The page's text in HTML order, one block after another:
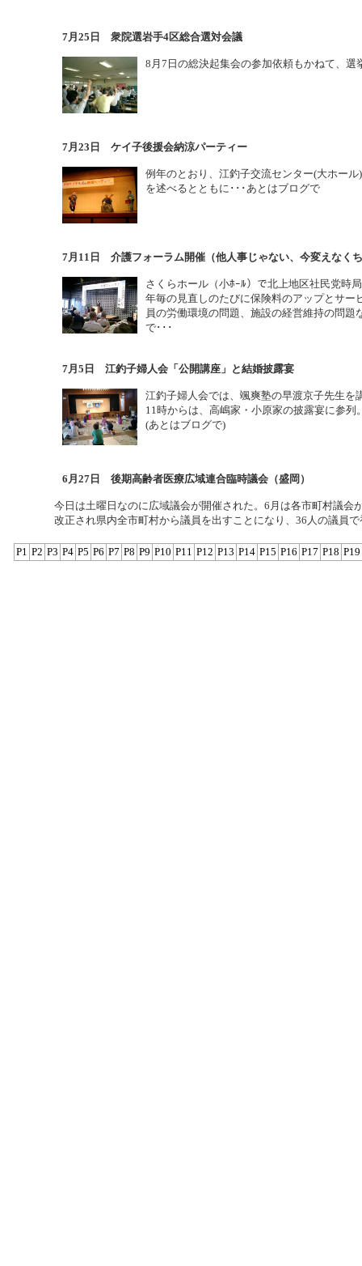
7月25日 衆院選岩手4区総合選対会議
8月7日の総決起集会の参加依頼もかねて、
7月23日 ケイ子後援会納涼パーティー
例年のとおり、江釣子交流センター(大ホー
を述べるとともに･･･あとはブログで
7月11日 介護フォーラム開催（他人事じゃない、今変えなく
さくらホール（小ﾎｰﾙ）で北上地区社民党時
年毎の見直しのたびに保険料のアップとサ
員の労働環境の問題、施設の経営維持の問
で･･･
7月5日 江釣子婦人会「公開講座」と結婚披露宴
江釣子婦人会では、颯爽塾の早渡京子先生を
11時からは、高嶋家・小原家の披露宴に参
(あとはブログで)
6月27日 後期高齢者医療広域連合臨時議会（盛岡）
今日は土曜日なのに広域議会が開催された。6月は各市町村議
改正され県内全市町村から議員を出すことになり、36人の議員
P1 P2 P3 P4 P5 P6 P7 P8 P9 P10 P11 P12 P13 P14 P15 P16 P17 P18 P19